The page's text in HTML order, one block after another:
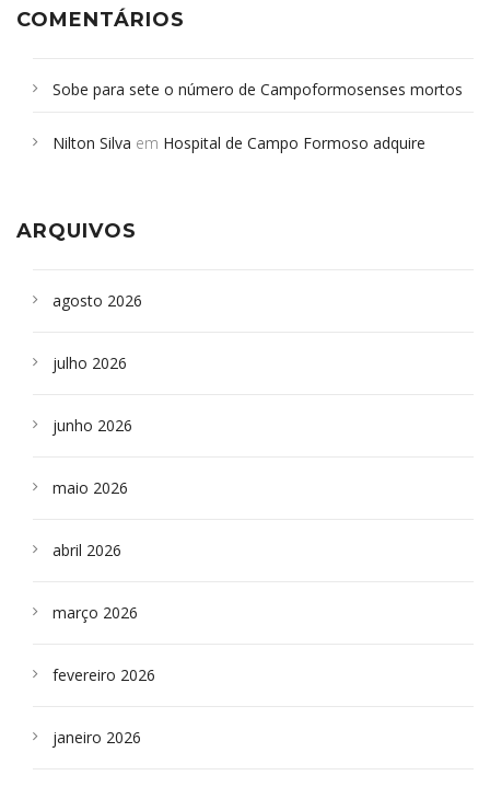
COMENTÁRIOS
Sobe para sete o número de Campoformosenses mortos
Campoformosenses que morreram em desabamentos são
Nilton Silva em Hospital de Campo Formoso adquire
ARQUIVOS
agosto 2026
julho 2026
junho 2026
maio 2026
abril 2026
março 2026
fevereiro 2026
janeiro 2026